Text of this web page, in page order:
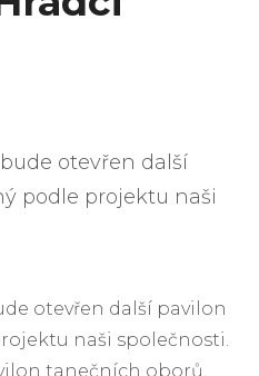
otevřen další
podle projektu naši
otevřen další pavilon
naši společnosti.
tanečních oborů,